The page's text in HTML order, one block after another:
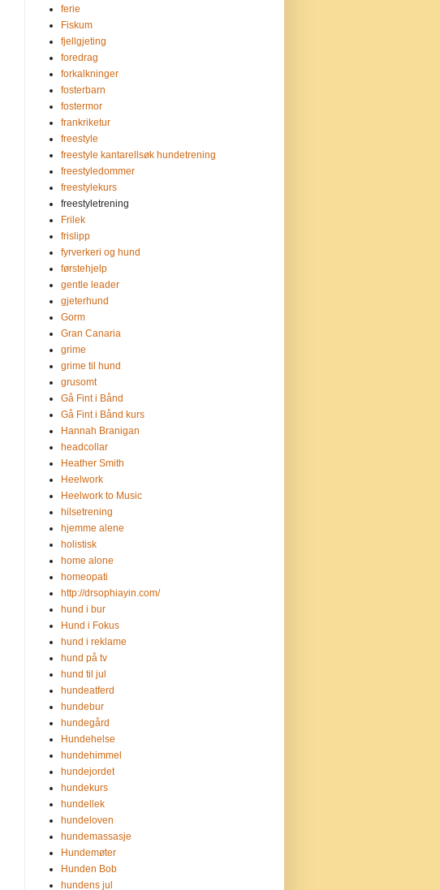
ferie
Fiskum
fjellgjeting
foredrag
forkalkninger
fosterbarn
fostermor
frankriketur
freestyle
freestyle kantarellsøk hundetrening
freestyledommer
freestylekurs
freestyletrening
Frilek
frislipp
fyrverkeri og hund
førstehjelp
gentle leader
gjeterhund
Gorm
Gran Canaria
grime
grime til hund
grusomt
Gå Fint i Bånd
Gå Fint i Bånd kurs
Hannah Branigan
headcollar
Heather Smith
Heelwork
Heelwork to Music
hilsetrening
hjemme alene
holistisk
home alone
homeopati
http://drsophiayin.com/
hund i bur
Hund i Fokus
hund i reklame
hund på tv
hund til jul
hundeatferd
hundebur
hundegård
Hundehelse
hundehimmel
hundejordet
hundekurs
hundellek
hundeloven
hundemassasje
Hundemøter
Hunden Bob
hundens jul